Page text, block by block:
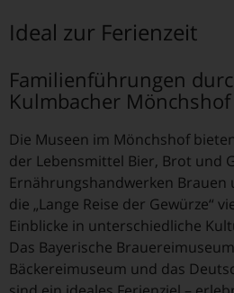
Ideal zur Ferienzeit
Familienführungen
Kulmbacher Mönchshof
Die Museen im Mönchshof
der Lebensmittel Bier, Brot und
Ernährungshandwerken Brauen
die „Lange Reise der Gewürze“
Einblicke in unterschiedliche
Das Bayerische
Bäckereimuseum und das